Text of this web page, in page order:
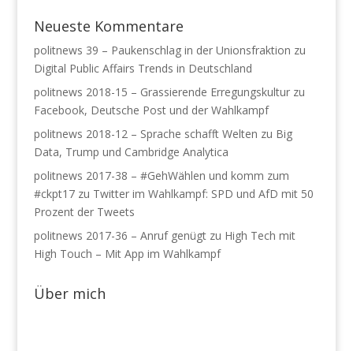
Neueste Kommentare
politnews 39 – Paukenschlag in der Unionsfraktion zu
Digital Public Affairs Trends in Deutschland
politnews 2018-15 – Grassierende Erregungskulturzu
Facebook, Deutsche Post und der Wahlkampf
politnews 2018-12 – Sprache schafft Welten zu Big
Data, Trump und Cambridge Analytica
politnews 2017-38 – #GehWählen und komm zum
#ckpt17zu Twitter im Wahlkampf: SPD und AfD mit 50
Prozent der Tweets
politnews 2017-36 – Anruf genügtzu High Tech mit
High Touch – Mit App im Wahlkampf
Über mich